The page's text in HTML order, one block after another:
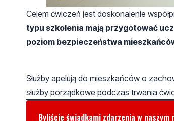
Celem ćwiczeń jest doskonalenie
typu szkolenia mają przygotować
poziom bezpieczeństwa
Służby apelują do mieszkańców o
służby porządkowe podczas trwania
Byliście świadkami zdarzenia w